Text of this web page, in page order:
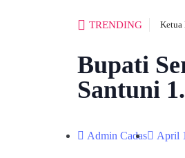
TRENDING Ketua
Bupati
Santuni
Admin Cadas April